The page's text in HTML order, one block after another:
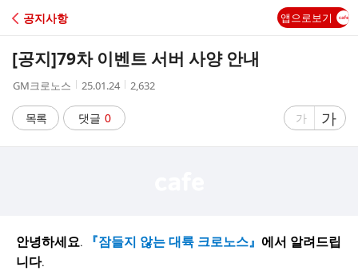
C
A
공지사항 앱으로보기
[공지]79차 이벤트 서버 사양 안내
작
자
GM크로노스
작
시
간
25.01.24
조
2,632
목록 댓글 0
글
게
가
글
자
게
가
안녕하세요. 『잠들지 않는 대륙 크로노스』 에서 알려드립
니다.